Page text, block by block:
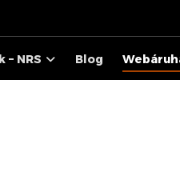
– NRS Blog